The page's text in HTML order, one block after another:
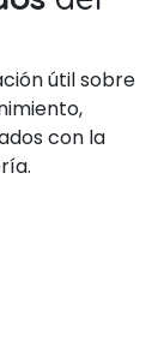
útil sobre
con la